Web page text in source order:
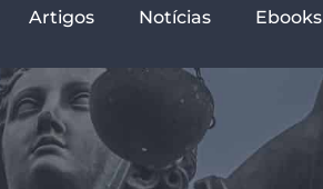
Artigos Notícias Ebooks